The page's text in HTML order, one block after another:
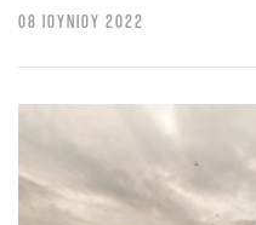
08 ΙΟΥΝΙΟΥ 2022